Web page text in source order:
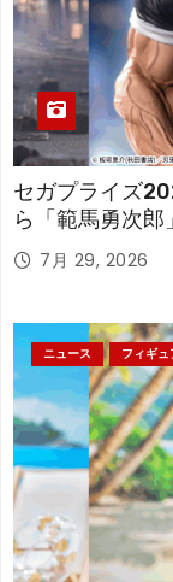
セガプライズ
ら「範馬勇次
7月 29, 2026
ニュース フィギュ